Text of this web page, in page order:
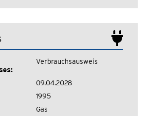
Verbrauchsausweis
09.04.2028
1995
Gas